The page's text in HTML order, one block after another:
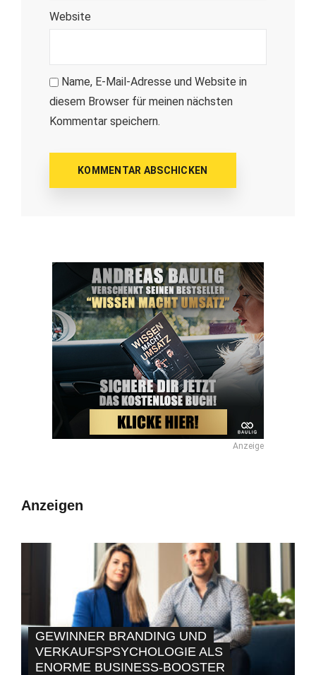
Website
Name, E-Mail-Adresse und Website in
diesem Browser für meinen nächsten
Kommentar speichern.
Anzeige
Anzeigen
GEWINNER BRANDING UND
VERKAUFSPSYCHOLOGIE ALS
ENORME BUSINESS-BOOSTER